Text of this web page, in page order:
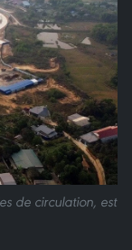
de circulation, est